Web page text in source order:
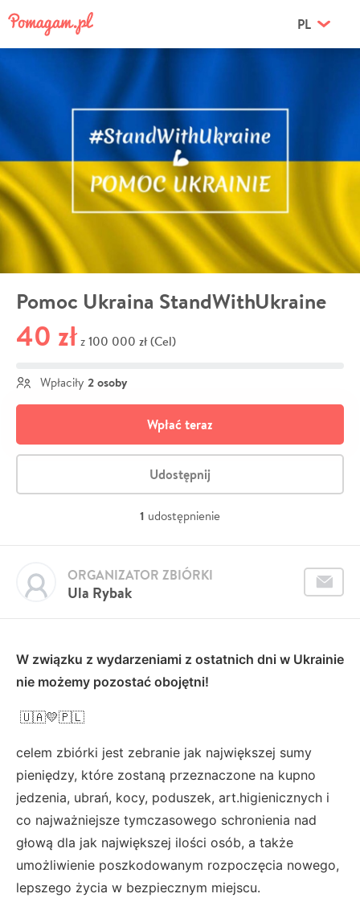
PL
Pomoc Ukraina StandWithUkraine
40 zł z 100 000 zł (Cel)
Wpłaciły 2 osoby
Wpłać teraz
Udostępnij
1 udostępnienie
Ula Rybak
ORGANIZATOR ZBIÓRKI
W związku z wydarzeniami z ostatnich dni w Ukrainie
nie możemy pozostać obojętni!
🇺🇦💛🇵🇱
celem zbiórki jest zebranie jak największej sumy
pieniędzy, które zostaną przeznaczone na kupno
jedzenia, ubrań, kocy, poduszek, art.higienicznych i
co najważniejsze tymczasowego schronienia nad
głową dla jak największej ilości osób, a także
umożliwienie poszkodowanym rozpoczęcia nowego,
lepszego życia w bezpiecznym miejscu.